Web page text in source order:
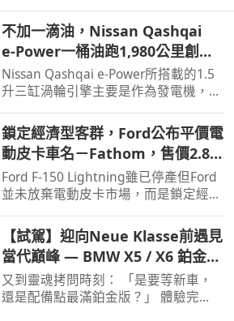
不加一滴油，Nissan Qashqai
e‑Power一桶油跑1,980公里創金
氏世界紀錄
Nissan Qashqai e‑Power所搭載的1.5
升三缸渦輪引擎主要是作為發電機，因
此不時就能替電池進行充電直到沒油，
這也讓Qashqai e‑Power擁有高效的里
程表現，日前就創下非純電與PHEV行
駛里程最高金氏世界紀錄…
鎖定經濟型客群，Ford公布平價電
動皮卡車名－Fathom，售價2.8萬
美元起
Ford F-150 Lightning雖已停產但Ford
並未放棄電動皮卡市場，而是鎖定經濟
電動皮卡車名與售價。
【試駕】迎向Neue Klasse前遇見
當代巔峰 — BMW X5 / X6 鉑金版
璀璨登場
又到靈魂拷問時刻： 「是要等新車，
還是配備點最滿鉑金版？」 體驗完